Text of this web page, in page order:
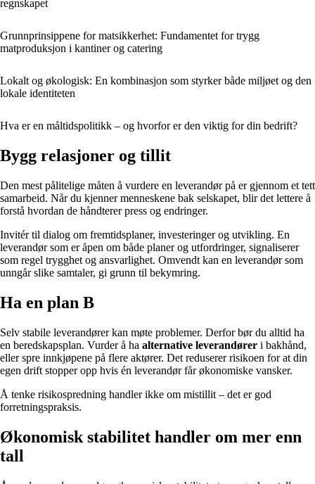
regnskapet
Grunnprinsippene for matsikkerhet: Fundamentet for trygg
matproduksjon i kantiner og catering
Lokalt og økologisk: En kombinasjon som styrker både miljøet og den
lokale identiteten
Hva er en måltidspolitikk – og hvorfor er den viktig for din bedrift?
Bygg relasjoner og tillit
Den mest pålitelige måten å vurdere en leverandør på er gjennom et tett
samarbeid. Når du kjenner menneskene bak selskapet, blir det lettere å
forstå hvordan de håndterer press og endringer.
Invitér til dialog om fremtidsplaner, investeringer og utvikling. En
leverandør som er åpen om både planer og utfordringer, signaliserer
som regel trygghet og ansvarlighet. Omvendt kan en leverandør som
unngår slike samtaler, gi grunn til bekymring.
Ha en plan B
Selv stabile leverandører kan møte problemer. Derfor bør du alltid ha
en beredskapsplan. Vurder å ha alternative leverandører i bakhånd,
eller spre innkjøpene på flere aktører. Det reduserer risikoen for at din
egen drift stopper opp hvis én leverandør får økonomiske vansker.
Å tenke risikospredning handler ikke om mistillit – det er god
forretningspraksis.
Økonomisk stabilitet handler om mer enn
tall